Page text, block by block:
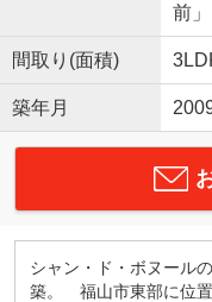
前
間取り(面積)
築年月
シャン・ド・ボヌール
築。 福山市東部に位